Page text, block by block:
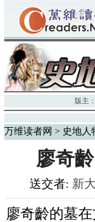
版主：
万维读者网 > 史地人
廖奇
送交者: 新
廖奇齡的墓